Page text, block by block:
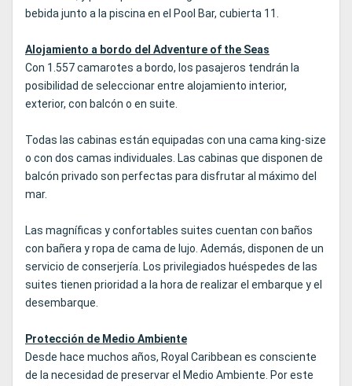
bebida junto a la piscina en el Pool Bar, cubierta 11.
Alojamiento a bordo del Adventure of the Seas
Con 1.557 camarotes a bordo, los pasajeros tendrán la
posibilidad de seleccionar entre alojamiento interior,
exterior, con balcón o en suite.
Todas las cabinas están equipadas con una cama king-size
o con dos camas individuales. Las cabinas que disponen de
balcón privado son perfectas para disfrutar al máximo del
mar.
Las magníficas y confortables suites cuentan con baños
con bañera y ropa de cama de lujo. Además, disponen de un
servicio de conserjería. Los privilegiados huéspedes de las
suites tienen prioridad a la hora de realizar el embarque y el
desembarque.
Protección de Medio Ambiente
Desde hace muchos años, Royal Caribbean es consciente
de la necesidad de preservar el Medio Ambiente. Por este